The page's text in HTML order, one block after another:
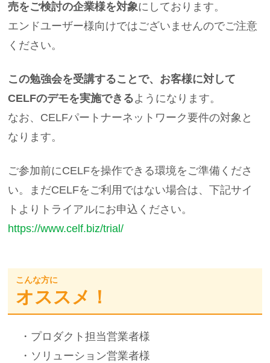
売をご検討の企業様を対象にしております。
エンドユーザー様向けではございませんのでご注意
ください。
この勉強会を受講することで、お客様に対して
CELFのデモを実施できるようになります。
なお、CELFパートナーネットワーク要件の対象と
なります。
ご参加前にCELFを操作できる環境をご準備くださ
い。まだCELFをご利用ではない場合は、下記サイ
トよりトライアルにお申込ください。
https://www.celf.biz/trial/
こんな方に
オススメ！
・プロダクト担当営業者様
・ソリューション営業者様